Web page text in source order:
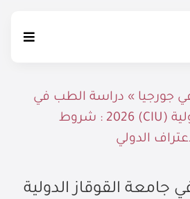
Toggle
الرئيسية جورجيا » دراسة الطب في
جامعة القوقاز الدولية (CIU) 2026 : شروط
الدولي
القوقاز الدولية